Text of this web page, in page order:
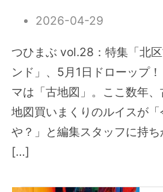
2026-04-29
つひまぶ vol.28：特集「北
ンド」、5月1日ドローップ
マは「古地図」。ここ数年
地図買いまくりのルイスが
や？」と編集スタッフに持
[…]